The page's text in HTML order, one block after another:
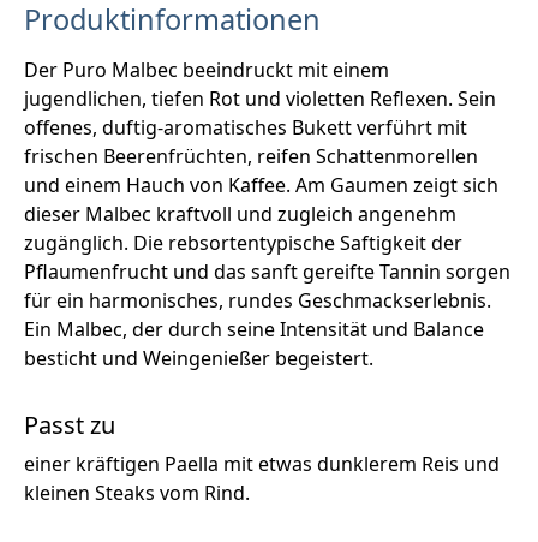
Produktinformationen
Der Puro Malbec beeindruckt mit einem
jugendlichen, tiefen Rot und violetten Reflexen. Sein
offenes, duftig-aromatisches Bukett verführt mit
frischen Beerenfrüchten, reifen Schattenmorellen
und einem Hauch von Kaffee. Am Gaumen zeigt sich
dieser Malbec kraftvoll und zugleich angenehm
zugänglich. Die rebsortentypische Saftigkeit der
Pflaumenfrucht und das sanft gereifte Tannin sorgen
für ein harmonisches, rundes Geschmackserlebnis.
Ein Malbec, der durch seine Intensität und Balance
besticht und Weingenießer begeistert.
Passt zu
einer kräftigen Paella mit etwas dunklerem Reis und
kleinen Steaks vom Rind.